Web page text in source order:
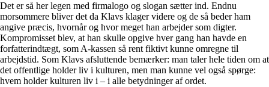
Det er så her legen med firmalogo og slogan sætter ind. Endnu
morsommere bliver det da Klavs klager videre og de så beder ham
angive præcis, hvornår og hvor meget han arbejder som digter.
Kompromisset blev, at han skulle opgive hver gang han havde en
forfatterindtægt, som A-kassen så rent fiktivt kunne omregne til
arbejdstid. Som Klavs afsluttende bemærker: man taler hele tiden om at
det offentlige holder liv i kulturen, men man kunne vel også spørge:
hvem holder kulturen liv i – i alle betydninger af ordet.